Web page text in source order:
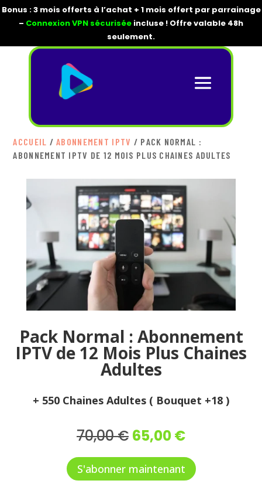
Bonus : 3 mois offerts à l’achat + 1 mois offert par parrainage
– Connexion VPN sécurisée incluse ! Offre valable 48h
seulement.
ACCUEIL /ABONNEMENT IPTV / PACK NORMAL :
ABONNEMENT IPTV DE 12 MOIS PLUS CHAINES ADULTES
Pack Normal : Abonnement
IPTV de 12 Mois Plus Chaines
Adultes
+ 550 Chaines Adultes ( Bouquet +18 )
70,00€ Le
prix
initial
était :
65,00€Le
actuel
est :
S'abonner maintenant